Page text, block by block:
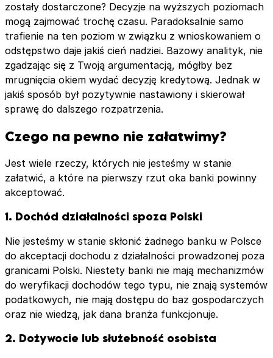
zostały dostarczone? Decyzje na wyższych poziomach
mogą zajmować trochę czasu. Paradoksalnie samo
trafienie na ten poziom w związku z wnioskowaniem o
odstępstwo daje jakiś cień nadziei. Bazowy analityk, nie
zgadzając się z Twoją argumentacją, mógłby bez
mrugnięcia okiem wydać decyzję kredytową. Jednak w
jakiś sposób był pozytywnie nastawiony i skierował
sprawę do dalszego rozpatrzenia.
Czego na pewno nie załatwimy?
Jest wiele rzeczy, których nie jesteśmy w stanie
załatwić, a które na pierwszy rzut oka banki powinny
akceptować.
1. Dochód działalności spoza Polski
Nie jesteśmy w stanie skłonić żadnego banku w Polsce
do akceptacji dochodu z działalności prowadzonej poza
granicami Polski. Niestety banki nie mają mechanizmów
do weryfikacji dochodów tego typu, nie znają systemów
podatkowych, nie mają dostępu do baz gospodarczych
oraz nie wiedzą, jak dana branża funkcjonuje.
2. Dożywocie lub służebność osobista